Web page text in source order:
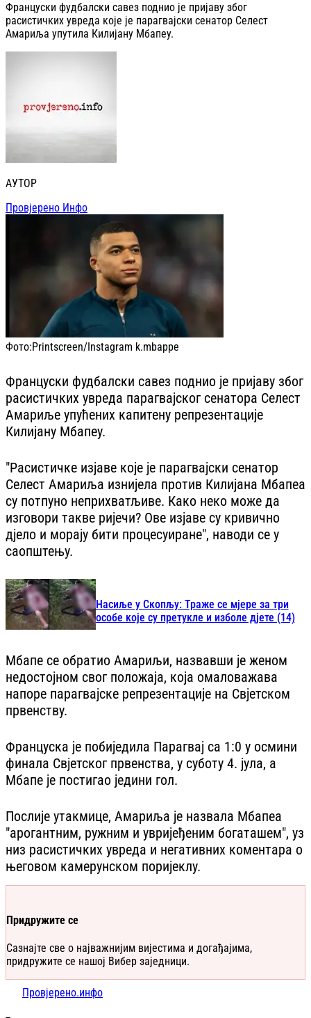
Француски фудбалски савез поднио је пријаву због
расистичких увреда које је парагвајски сенатор Селест
Амариља упутила Килијану Мбапеу.
АУТОР
Провјерено Инфо
Фото:Printscreen/Instagram k.mbappe
Француски фудбалски савез поднио је пријаву због
расистичких увреда парагвајског сенатора Селест
Амариље упућених капитену репрезентације
Килијану Мбапеу.
"Расистичке изјаве које је парагвајски сенатор
Селест Амариља изнијела против Килијана Мбапеа
су потпуно неприхватљиве. Како неко може да
изговори такве ријечи? Ове изјаве су кривично
дјело и морају бити процесуиране", наводи се у
саопштењу.
Насиље у Скопљу: Траже се мјере за три
особе које су претукле и изболе дјете (14)
Мбапе се обратио Амариљи, назвавши је женом
недостојном свог положаја, која омаловажава
напоре парагвајске репрезентације на Свјетском
првенству.
Француска је побиједила Парагвај са 1:0 у осмини
финала Свјетског првенства, у суботу 4. јула, а
Мбапе је постигао једини гол.
Послије утакмице, Амариља је назвала Мбапеа
"арогантним, ружним и увријеђеним богаташем", уз
низ расистичких увреда и негативних коментара о
његовом камерунском поријеклу.
Придружите се
Сазнајте све о најважнијим вијестима и догађајима,
придружите се нашој Вибер заједници.
Провјерено.инфо